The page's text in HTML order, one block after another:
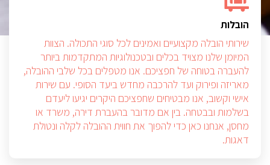
הובלות
שירותי הובלה מקצועיים ואמינים לכל סוגי התכולה. הצוות
המיומן שלנו מצויד בכלים ובטכנולוגיות המתקדמות ביותר
להעברה בטוחה של חפציכם. אנו מטפלים בכל שלבי ההובלה,
מאריזה ופירוק ועד להרכבה מחדש ביעד הסופי. עם שירות
אישי וקשוב, אנו מבטיחים שחפציכם היקרים יגיעו ליעדם
בשלמות ובבטחה. בין אם מדובר בהעברת דירה, משרד או
מחסן, אנחנו כאן כדי להפוך את חווית ההובלה לקלה ונטולת
דאגות.